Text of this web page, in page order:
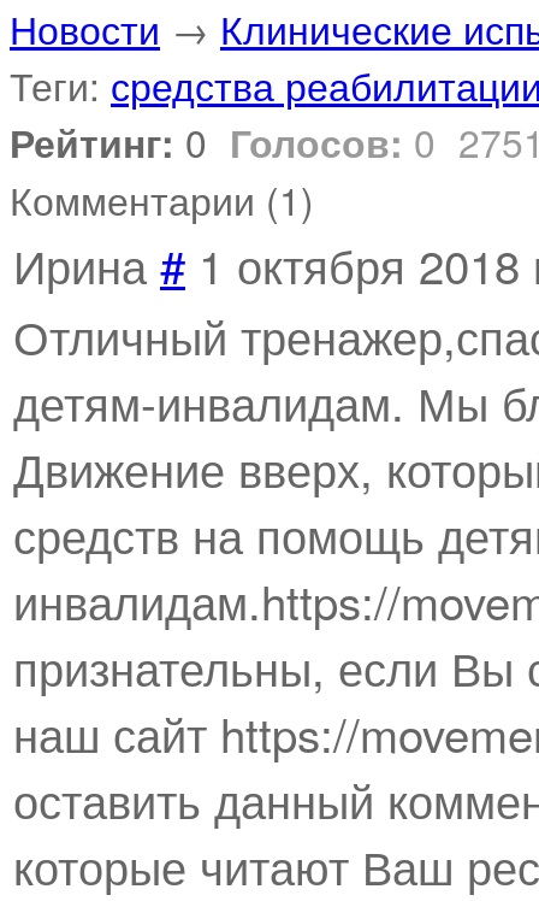
Новости → Клинические
Теги: средства
Рейтинг: 0 Голосов: 0
Комментарии (1)
Ирина # 1 октября
Отличный
детям-инвалидам. Мы
Движение вверх,
средств на помощь
инвалидам.https://
признательны, если Вы
наш сайт https://
оставить данный
которые читают Ваш